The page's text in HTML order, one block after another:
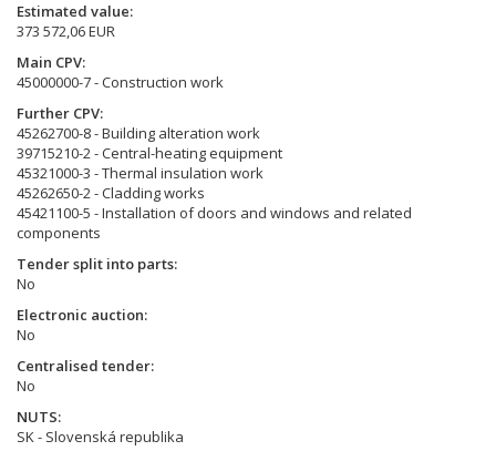
Estimated value
373 572,06 EUR
Main CPV
45000000-7 - Construction work
Further CPV
45262700-8 - Building alteration work
39715210-2 - Central-heating equipment
45321000-3 - Thermal insulation work
45262650-2 - Cladding works
45421100-5 - Installation of doors and windows and related
components
Tender split into parts
No
Electronic auction
No
Centralised tender
No
NUTS
SK - Slovenská republika